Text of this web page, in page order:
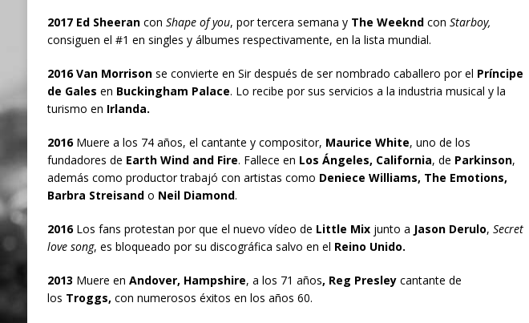
2017 Ed Sheerancon Shape of you, por tercera semana y The Weekndcon Starboy,
consiguen el #1 en singles y álbumes respectivamente, en la lista mundial.
2016 Van Morrisonse convierte en Sir después de ser nombrado caballero por el Príncipe
de Gales en Buckingham Palace. Lo recibe por sus servicios a la industria musical y la
turismo en Irlanda.
2016Muere a los 74 años, el cantante y compositor, Maurice White, uno de los
fundadores de Earth Wind and Fire. Fallece en Los Ángeles, California, de Parkinson,
además como productor trabajó con artistas como Deniece Williams, The Emotions,
Barbra Streisando Neil Diamond.
2016Los fans protestan por que el nuevo vídeo de Little Mixjunto a Jason Derulo, Secret
love song, es bloqueado por su discográfica salvo en el Reino Unido.
2013 Muere en Andover, Hampshire, a los 71 años, Reg Presleycantante de
los Troggs, con numerosos éxitos en los años 60.